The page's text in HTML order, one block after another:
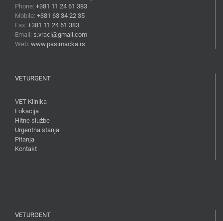
Phone: +381 11 24 61 383
Mobile: +381 63 34 22 35
Fax: +381 11 24 61 383
Email: s.vraci@gmail.com
Web: www.pasimacka.rs
VETURGENT
VET Klinika
Lokacija
Hitne službe
Urgentna stanja
Pitanja
Kontakt
VETURGENT